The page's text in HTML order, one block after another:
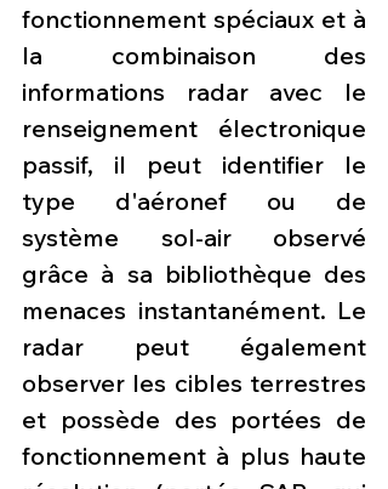
fonctionnement spéciaux et à
la combinaison des
informations radar avec le
renseignement électronique
passif, il peut identifier le
type d'aéronef ou de
système sol-air observé
grâce à sa bibliothèque des
menaces instantanément. Le
radar peut également
observer les cibles terrestres
et possède des portées de
fonctionnement à plus haute